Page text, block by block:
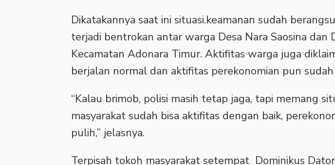
Dikatakannya saat ini situasi.keamanan sudah
terjadi bentrokan antar warga Desa Nara Saosina dan
Kecamatan Adonara Timur. Aktifitas warga juga
berjalan normal dan aktifitas perekonomian pun
“Kalau brimob, polisi masih tetap jaga, tapi memang
masyarakat sudah bisa aktifitas dengan baik,
pulih,” jelasnya.
Terpisah tokoh masyarakat setempat Dominikus